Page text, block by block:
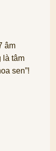
âm
là tâm
sen”!